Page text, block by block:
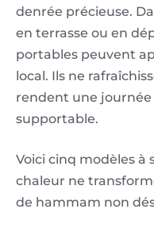
denrée précieuse.
en terrasse ou en
portables peuvent
local. Ils ne
rendent une
supportable.
Voici cinq modèles à
chaleur ne
de hammam non